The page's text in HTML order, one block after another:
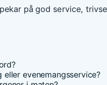
på god service,
evenemangsservice?